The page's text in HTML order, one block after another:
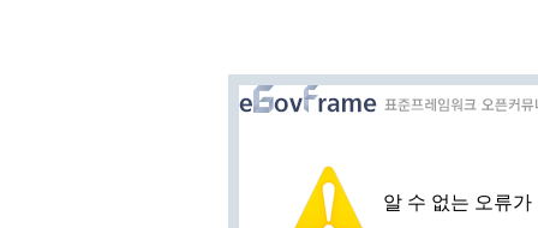
알 수 없는 오류